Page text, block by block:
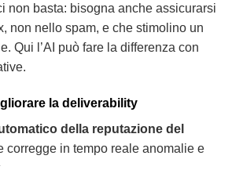
non basta: bisogna anche assicurarsi
non nello spam, e che stimolino un
Qui l’AI può fare la differenza con
la deliverability
della reputazione del
corregge in tempo reale anomalie e